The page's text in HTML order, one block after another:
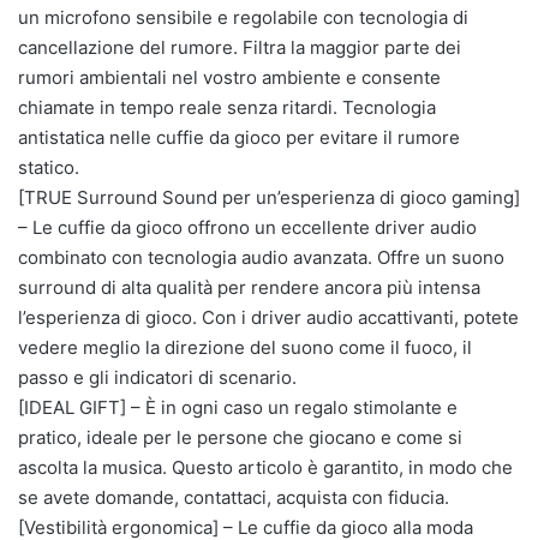
un microfono sensibile e regolabile con tecnologia di
cancellazione del rumore. Filtra la maggior parte dei
rumori ambientali nel vostro ambiente e consente
chiamate in tempo reale senza ritardi. Tecnologia
antistatica nelle cuffie da gioco per evitare il rumore
statico.
[TRUE Surround Sound per un’esperienza di gioco gaming]
– Le cuffie da gioco offrono un eccellente driver audio
combinato con tecnologia audio avanzata. Offre un suono
surround di alta qualità per rendere ancora più intensa
l’esperienza di gioco. Con i driver audio accattivanti, potete
vedere meglio la direzione del suono come il fuoco, il
passo e gli indicatori di scenario.
[IDEAL GIFT] – È in ogni caso un regalo stimolante e
pratico, ideale per le persone che giocano e come si
ascolta la musica. Questo articolo è garantito, in modo che
se avete domande, contattaci, acquista con fiducia.
[Vestibilità ergonomica] – Le cuffie da gioco alla moda